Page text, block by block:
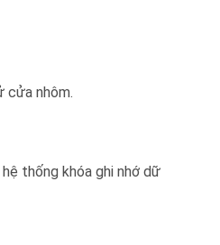
cửa nhôm.
thống khóa ghi nhớ dữ